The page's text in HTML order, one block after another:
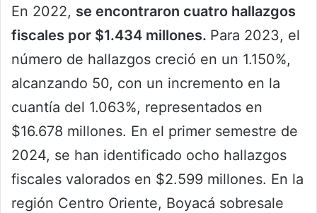
En 2022, se encontraron cuatro hallazgos
fiscales por $1.434 millones. Para 2023, el
número de hallazgos creció en un 1.150%,
alcanzando 50, con un incremento en la
cuantía del 1.063%, representados en
$16.678 millones. En el primer semestre de
2024, se han identificado ocho hallazgos
fiscales valorados en $2.599 millones. En la
región Centro Oriente, Boyacá sobresale